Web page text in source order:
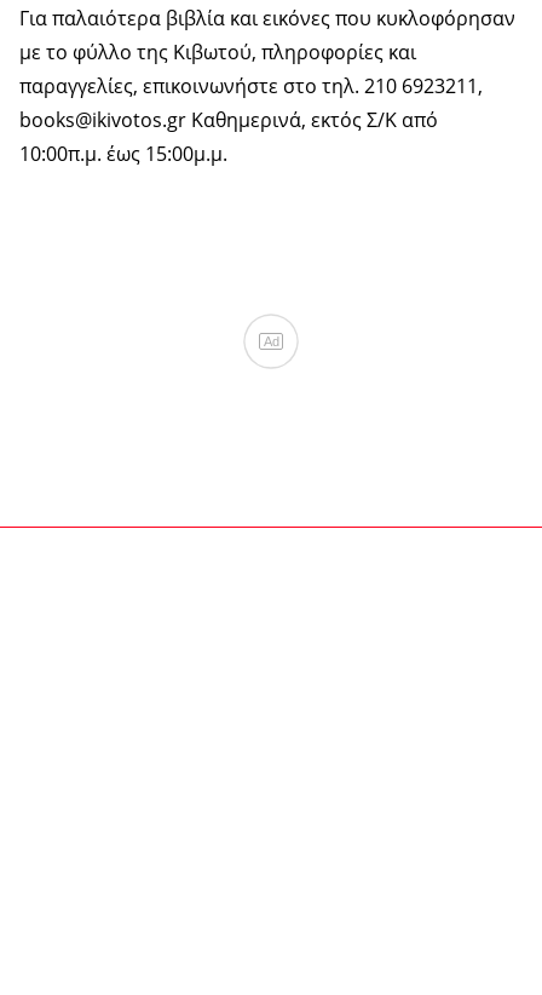
Για παλαιότερα βιβλία και εικόνες που κυκλοφόρησαν
με το φύλλο της Κιβωτού, πληροφορίες και
παραγγελίες, επικοινωνήστε στο τηλ. 210 6923211,
books@ikivotos.gr Καθημερινά, εκτός Σ/Κ από
10:00π.μ. έως 15:00μ.μ.
Ad